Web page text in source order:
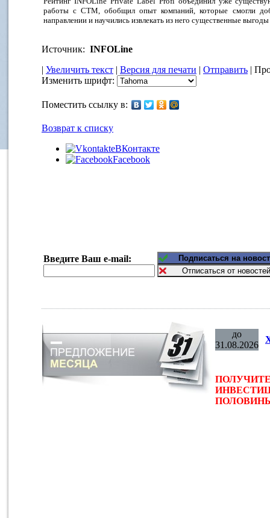
работы с СТМ, обобщил опыт компаний, которые смогли
направлении и научились извлекать из него существенные выгоды
Источник: INFOLine
| Увеличить текст | Версия для печати | Отправить |
Изменить шрифт:
Поместить ссылку в:
Возврат к списку
ВКонтакте
Facebook
Введите Ваш e-mail:
до
31.08.2026
ПОЛОВИНЫ